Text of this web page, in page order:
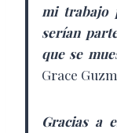
mi trabajo
serían
que se
Grace
Gracias a